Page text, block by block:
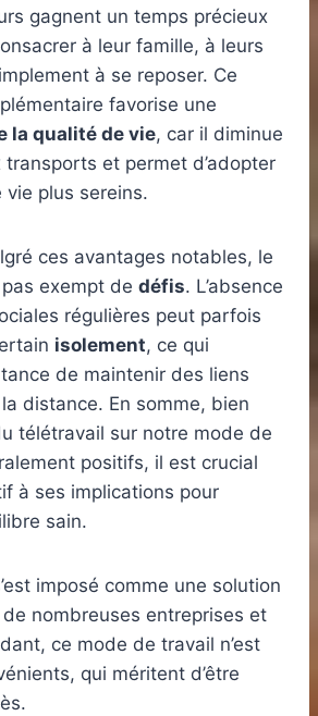
gagnent un temps précieux
à leur famille, à leurs
à se reposer. Ce
favorise une
la qualité de vie, car il diminue
et permet d’adopter
plus sereins.
ces avantages notables, le
exempt de défis. L’absence
régulières peut parfois
isolement, ce qui
de maintenir des liens
distance. En somme, bien
télétravail sur notre mode de
positifs, il est crucial
à ses implications pour
sain.
imposé comme une solution
nombreuses entreprises et
ce mode de travail n’est
qui méritent d’être